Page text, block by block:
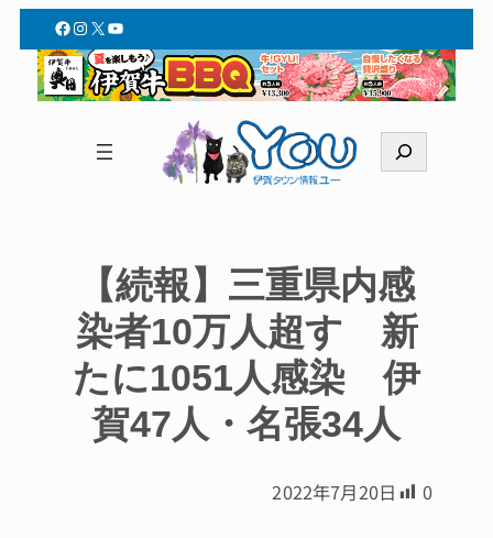
Facebook
Instagram
X YouTube
索
【続報】三重県内感
染者10万人超す 新
たに1051人感染 伊
賀47人・名張34人
2022年7月20日 0